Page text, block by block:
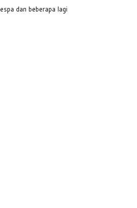
dan beberapa lagi